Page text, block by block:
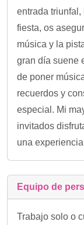
entrada
fiesta, os
música y la
gran día suene
de poner
recuerdos y
especial. Mi
invitados
una
Equipo de
Trabajo solo o